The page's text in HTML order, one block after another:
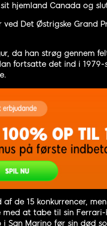
hjemland Canada og
ved Det Østrigske Grand
da han strøg gennem
fortsatte det ind i
de 15 konkurrencer,
med at tabe til sin
i San Marino før sin død